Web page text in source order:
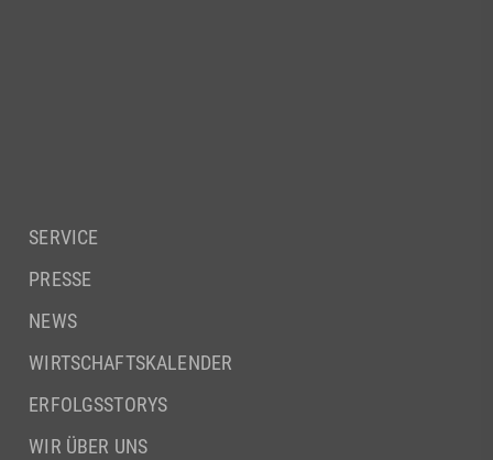
SERVICE
PRESSE
NEWS
WIRTSCHAFTSKALENDER
ERFOLGSSTORYS
WIR ÜBER UNS